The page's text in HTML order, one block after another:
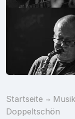
Startseite
Doppeltschön